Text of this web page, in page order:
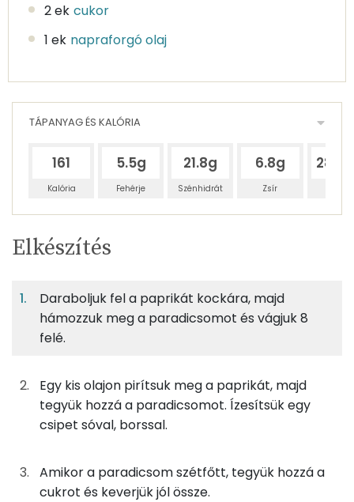
2 ek cukor
1 ek napraforgó olaj
TÁPANYAG ÉS KALÓRIA
161
Kalória
5.5g
Fehérje
21.8g
Szénhidrát
6.8g
Zsír
Egy
adagban
2%
7%
Szénhidrát
2%
Zsír
200gparadicsom
36 kcal
0gsó
0 kcal
TÁPANYAGTARTALOM
Egy
adagban
2
adagban
100
grammban
TOP ásványi anyagok
Foszfor
Nátrium
Elkészítés
Daraboljuk fel a paprikát kockára, majd
hámozzuk meg a paradicsomot és vágjuk 8
felé.
Egy kis olajon pirítsuk meg a paprikát, majd
tegyük hozzá a paradicsomot. Ízesítsük egy
csipet sóval, borssal.
Amikor a paradicsom szétfőtt, tegyük hozzá a
cukrot és keverjük jól össze.